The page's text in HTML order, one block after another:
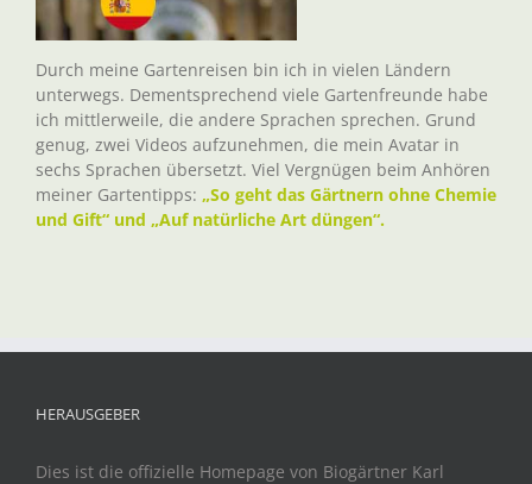
Durch meine Gartenreisen bin ich in vielen Ländern
unterwegs. Dementsprechend viele Gartenfreunde habe
ich mittlerweile, die andere Sprachen sprechen. Grund
genug, zwei Videos aufzunehmen, die mein Avatar in
sechs Sprachen übersetzt. Viel Vergnügen beim Anhören
meiner Gartentipps: „So geht das Gärtnern ohne Chemie
und Gift“ und „Auf natürliche Art düngen“.
HERAUSGEBER
Dies ist die offizielle Homepage von Biogärtner Karl